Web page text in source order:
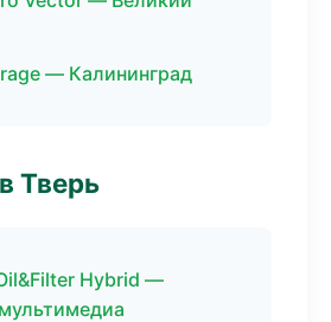
— Калининград
Тверь
Hybrid —